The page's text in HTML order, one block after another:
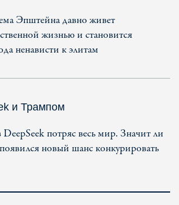
Эпштейна давно живет
жизнью и становится
ненависти к элитам
и Трампом
потряс весь мир. Значит ли
новый шанс конкурировать